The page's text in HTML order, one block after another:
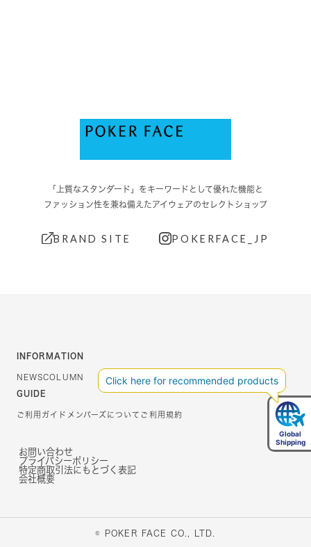
「上質なスタンダード」をキーワードとして優れた機能と
ファッション性を兼ね備えたアイウェアのセレクトショップ
BRAND SITE POKERFACE_JP
INFORMATION
NEWSCOLUMN
GUIDE
ご利用ガイド メンバーズについて ご利用規約
お問い合わせ
プライバシーポリシー
特定商取引法にもとづく表記
会社概要
© POKER FACE CO., LTD.